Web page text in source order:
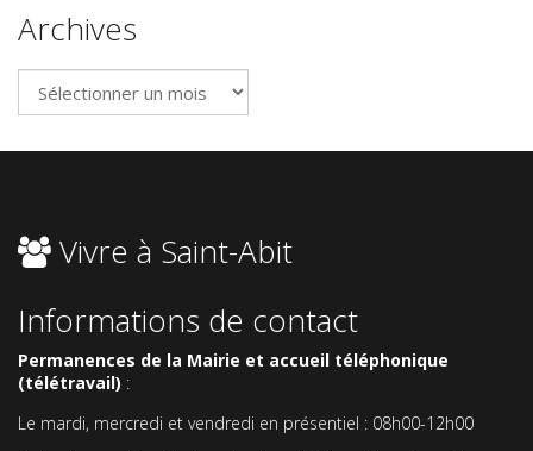
Archives
Archives
Vivre à Saint-Abit
Informations de contact
Permanences de la Mairie et accueil téléphonique
(télétravail) :
Le mardi, mercredi et vendredi en présentiel : 08h00-12h00